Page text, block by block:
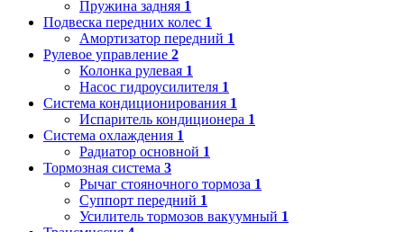
Пружина задняя 1
Подвеска передних колес 1
Амортизатор передний 1
Рулевое управление 2
Колонка рулевая 1
Насос гидроусилителя 1
Система кондиционирования 1
Испаритель кондиционера 1
Система охлаждения 1
Радиатор основной 1
Тормозная система 3
Рычаг стояночного тормоза 1
Суппорт передний 1
Усилитель тормозов вакуумный 1